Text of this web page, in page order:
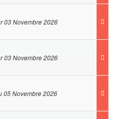
03 Novembre 2026
03 Novembre 2026
05 Novembre 2026